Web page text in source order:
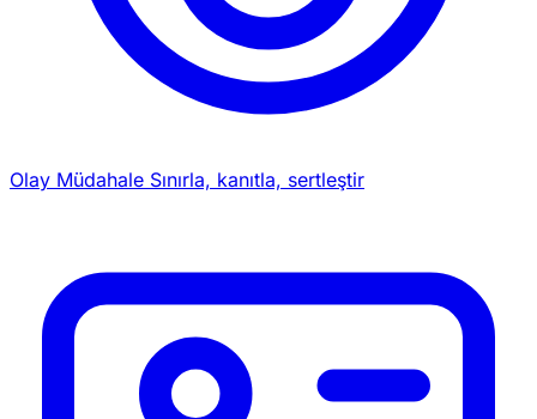
Olay Müdahale Sınırla, kanıtla, sertleştir